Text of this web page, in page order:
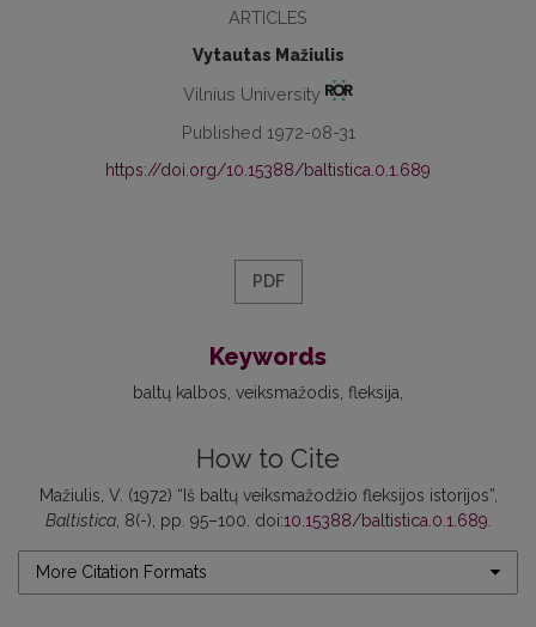
ARTICLES
Vytautas Mažiulis
Vilnius University
Published 1972-08-31
https://doi.org/10.15388/baltistica.0.1.689
PDF
Keywords
baltų kalbos veiksmažodis fleksija
How to Cite
Mažiulis, V. (1972) “Iš baltų veiksmažodžio fleksijos istorijos”,
Baltistica, 8(-), pp. 95–100. doi:10.15388/baltistica.0.1.689
More Citation Formats